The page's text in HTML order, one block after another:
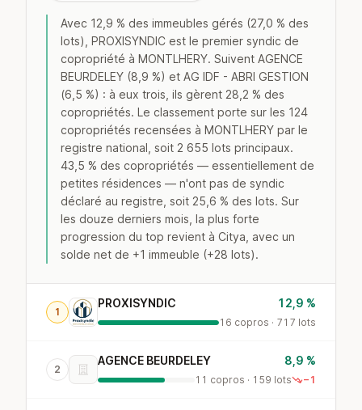
Avec 12,9 % des immeubles gérés (27,0 % des
lots), PROXISYNDIC est le premier syndic de
copropriété à MONTLHERY. Suivent AGENCE
BEURDELEY (8,9 %) et AG IDF - ABRI GESTION
(6,5 %) : à eux trois, ils gèrent 28,2 % des
copropriétés. Le classement porte sur les 124
copropriétés recensées à MONTLHERY par le
registre national, soit 2 655 lots principaux.
43,5 % des copropriétés — essentiellement de
petites résidences — n'ont pas de syndic
déclaré au registre, soit 25,6 % des lots. Sur
les douze derniers mois, la plus forte
progression du top revient à Citya, avec un
solde net de +1 immeuble (+28 lots).
1
PROXISYNDIC 12,9 %
16 copros · 717 lots
2
AGENCE BEURDELEY 8,9 %
11 copros · 159 lots −1